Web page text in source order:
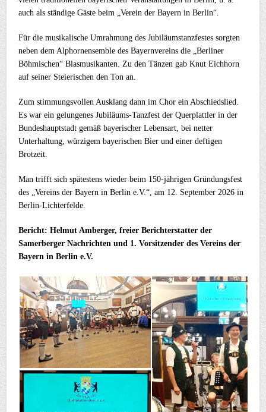
auch als ständige Gäste beim „Verein der Bayern in Berlin“.
Für die musikalische Umrahmung des Jubiläumstanzfestes sorgten
neben dem Alphornensemble des Bayernvereins die „Berliner
Böhmischen“ Blasmusikanten. Zu den Tänzen gab Knut Eichhorn
auf seiner Steierischen den Ton an.
Zum stimmungsvollen Ausklang dann im Chor ein Abschiedslied.
Es war ein gelungenes Jubiläums-Tanzfest der Querplattler in der
Bundeshauptstadt gemäß bayerischer Lebensart, bei netter
Unterhaltung, würzigem bayerischen Bier und einer deftigen
Brotzeit.
Man trifft sich spätestens wieder beim 150-jährigen Gründungsfest
des „Vereins der Bayern in Berlin e.V.“, am 12. September 2026 in
Berlin-Lichterfelde.
Bericht: Helmut Amberger, freier Berichterstatter der
Samerberger Nachrichten und 1. Vorsitzender des Vereins der
Bayern in Berlin e.V.